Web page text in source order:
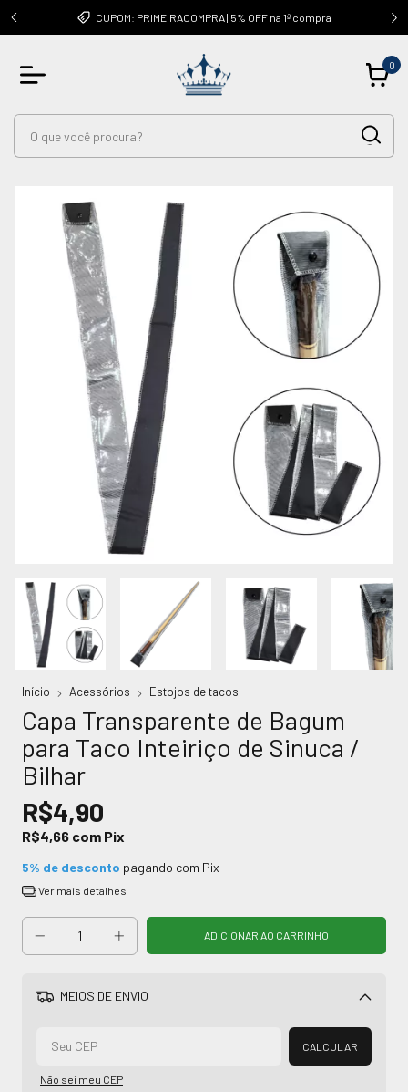
CUPOM: PRIMEIRACOMPRA | 5% OFF na 1ª compra
0
Início Acessórios Estojos de tacos
Capa Transparente de Bagum
para Taco Inteiriço de Sinuca /
Bilhar
R$4,90
R$4,66 com Pix
5% de desconto pagando com Pix
Ver mais detalhes
MEIOS DE ENVIO
Alterar CEP
CALCULAR
Não sei meu CEP